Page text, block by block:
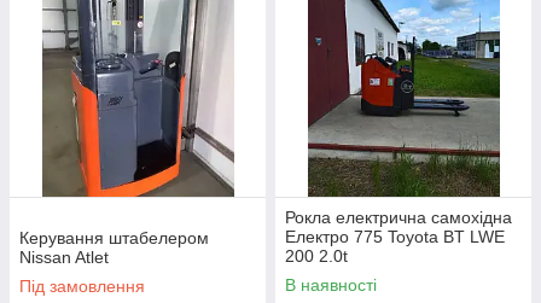
Керування штабелером
Nissan Atlet
Під замовлення
Рокла електрична самохідна
Електро 775 Toyota BT LWE
200 2.0t
В наявності